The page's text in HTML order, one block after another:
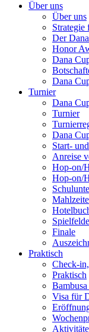
Über uns
Über uns
Der
Honor
Dana
Dana
Turnier
Dana
Turnier
Dana
Start-
Anreise
Hop-on/
Hop-on/
Finale
Praktisch
Check-
Praktisch
Visa für